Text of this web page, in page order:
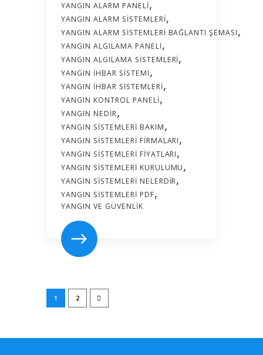
YANGIN ALARM PANELI
YANGIN ALARM SISTEMLERI
YANGIN ALARM SISTEMLERI BAĞLANTI ŞEMASI
YANGIN ALGILAMA PANELI
YANGIN ALGILAMA SISTEMLERI
YANGIN İHBAR SISTEMI
YANGIN İHBAR SISTEMLERI
YANGIN KONTROL PANELI
YANGIN NEDIR
YANGIN SISTEMLERI BAKIM
YANGIN SISTEMLERI FIRMALARI
YANGIN SISTEMLERI FIYATLARI
YANGIN SISTEMLERI KURULUMU
YANGIN SISTEMLERI NELERDIR
YANGIN SISTEMLERI PDF
YANGIN VE GÜVENLIK
1 2